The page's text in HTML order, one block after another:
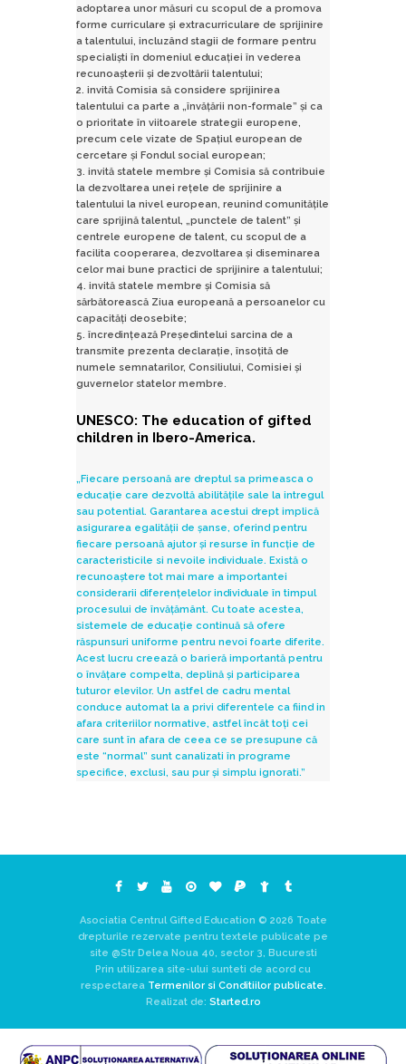
adoptarea unor măsuri cu scopul de a promova
forme curriculare și extracurriculare de sprijinire
a talentului, incluzând stagii de formare pentru
specialiști în domeniul educației în vederea
recunoașterii și dezvoltării talentului;
2. invită Comisia să considere sprijinirea
talentului ca parte a „învățării non-formale” și ca
o prioritate în viitoarele strategii europene,
precum cele vizate de Spațiul european de
cercetare și Fondul social european;
3. invită statele membre și Comisia să contribuie
la dezvoltarea unei rețele de sprijinire a
talentului la nivel european, reunind comunitățile
care sprijină talentul, „punctele de talent” și
centrele europene de talent, cu scopul de a
facilita cooperarea, dezvoltarea și diseminarea
celor mai bune practici de sprijinire a talentului;
4. invită statele membre și Comisia să
sărbătorească Ziua europeană a persoanelor cu
capacități deosebite;
5. încredințează Președintelui sarcina de a
transmite prezenta declarație, însoțită de
numele semnatarilor, Consiliului, Comisiei și
guvernelor statelor membre.
UNESCO: The education of gifted
children in Ibero-America.
„Fiecare persoană are dreptul sa primeasca o
educație care dezvoltă abilitățile sale la intregul
sau potential. Garantarea acestui drept implică
asigurarea egalității de șanse, oferind pentru
fiecare persoană ajutor și resurse în funcție de
caracteristicile si nevoile individuale. Există o
recunoaștere tot mai mare a importantei
considerarii diferențelelor individuale în timpul
procesului de învățământ. Cu toate acestea,
sistemele de educație continuă să ofere
răspunsuri uniforme pentru nevoi foarte diferite.
Acest lucru creează o barieră importantă pentru
o învățare compelta, deplină și participarea
tuturor elevilor. Un astfel de cadru mental
conduce automat la a privi diferentele ca fiind in
afara criteriilor normative, astfel încât toți cei
care sunt în afara de ceea ce se presupune că
este “normal” sunt canalizati în programe
specifice, exclusi, sau pur și simplu ignorati.”
Asociatia Centrul Gifted Education © 2026 Toate
drepturile rezervate pentru textele publicate pe
site @Str Delea Noua 40, sector 3, Bucuresti
Prin utilizarea site-ului sunteti de acord cu
respectarea Termenilor si Conditiilor publicate.
Realizat de: Started.ro